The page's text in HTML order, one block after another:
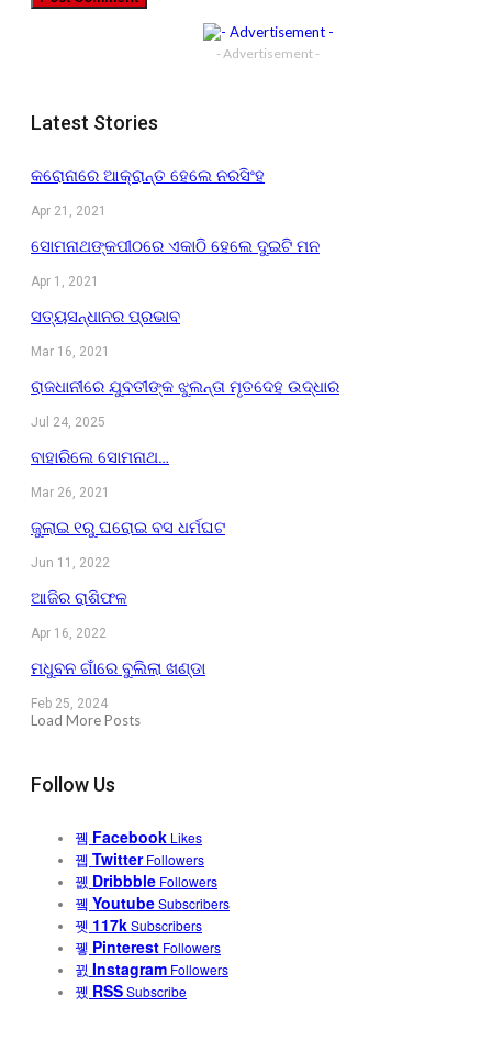
- Advertisement -
Latest Stories
କରୋନାରେ ଆକ୍ରାନ୍ତ ହେଲେ ନରସିଂହ
Apr 21, 2021
ସୋମନାଥଙ୍କପୀଠରେ ଏକାଠି ହେଲେ ଦୁଇଟି ମନ
Apr 1, 2021
ସତ୍ୟସନ୍ଧାନର ପ୍ରଭାବ
Mar 16, 2021
ରାଜଧାନୀରେ ଯୁବତୀଙ୍କ ଝୁଲନ୍ତା ମୃତଦେହ ଉଦ୍ଧାର
Jul 24, 2025
ବାହାରିଲେ ସୋମନାଥ…
Mar 26, 2021
ଜୁଲାଇ ୧ରୁ ଘରୋଇ ବସ ଧର୍ମଘଟ
Jun 11, 2022
ଆଜିର ରାଶିଫଳ
Apr 16, 2022
ମଧୁବନ ଗାଁରେ ବୁଲିଲା ଖଣ୍ଡା
Feb 25, 2024
Load More Posts
Follow Us
Facebook Likes
Twitter Followers
Dribbble Followers
YoutubeSubscribers
117kSubscribers
Pinterest Followers
Instagram Followers
RSSSubscribe